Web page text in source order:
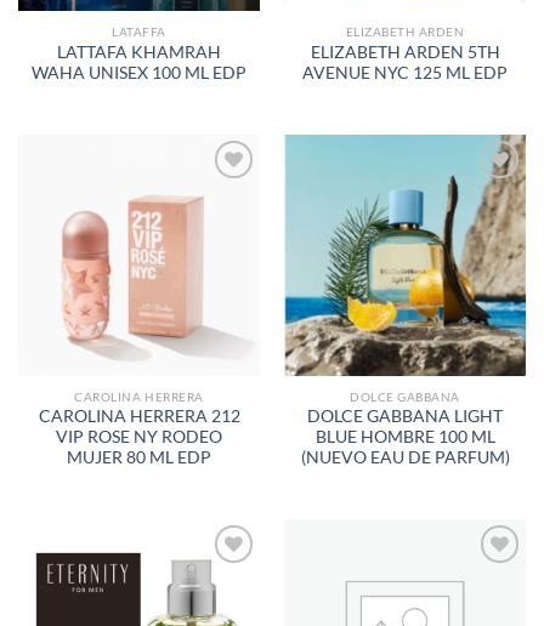
LATAFFA
LATTAFA KHAMRAH
WAHA UNISEX 100 ML EDP
ELIZABETH ARDEN
ELIZABETH ARDEN 5TH
AVENUE NYC 125 ML EDP
AÑADIR
CAROLINA HERRERA
CAROLINA HERRERA 212
VIP ROSE NY RODEO
MUJER 80 ML EDP
AÑADIR
A LA
LISTA
DE
DESEOS
DOLCE GABBANA
DOLCE GABBANA LIGHT
BLUE HOMBRE 100 ML
(NUEVO EAU DE PARFUM)
AÑADIR
AÑADIR